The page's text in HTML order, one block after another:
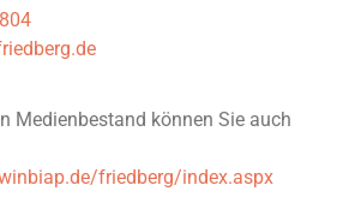
Medienbestand können Sie auch
friedberg/index.aspx